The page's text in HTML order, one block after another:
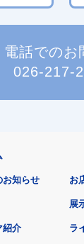
電話でのお
026-217-
お知らせ
紹介
お
展
ラ